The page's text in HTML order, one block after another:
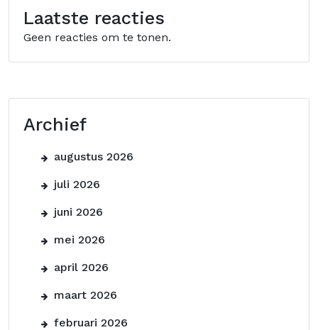
Laatste reacties
Geen reacties om te tonen.
Archief
augustus 2026
juli 2026
juni 2026
mei 2026
april 2026
maart 2026
februari 2026